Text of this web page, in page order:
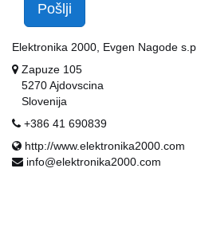
Pošlji
Elektronika 2000, Evgen Nagode s.p.
Zapuze 105
5270Ajdovscina
Slovenija
+386 41 690839
http://www.elektronika2000.com
info@elektronika2000.com